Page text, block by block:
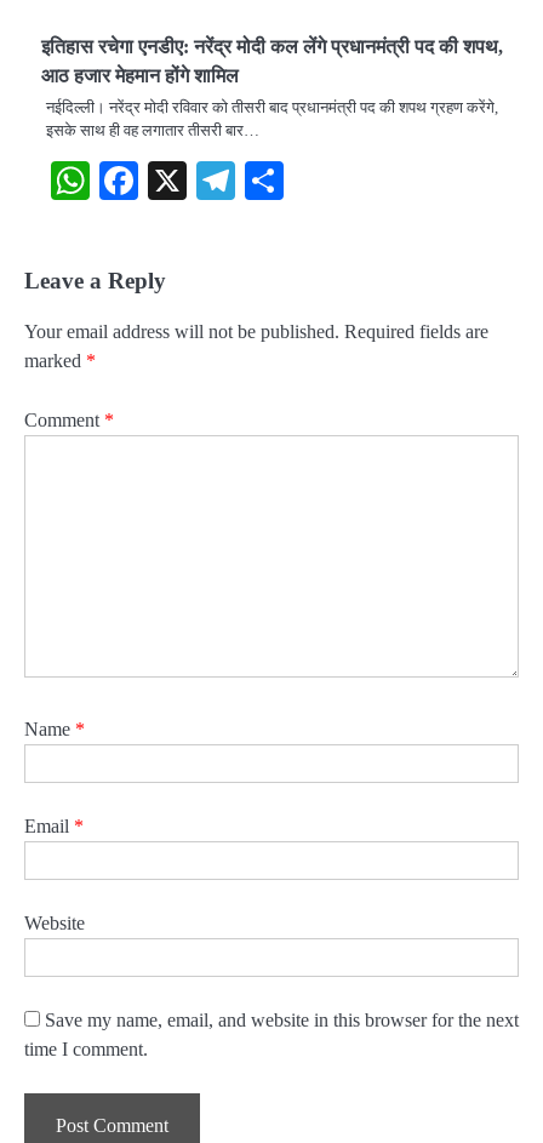
इतिहास रचेगा एनडीए: नरेंद्र मोदी कल लेंगे प्रधानमंत्री पद की शपथ,
आठ हजार मेहमान होंगे शामिल
नईदिल्ली। नरेंद्र मोदी रविवार को तीसरी बाद प्रधानमंत्री पद की शपथ ग्रहण करेंगे,
इसके साथ ही वह लगातार ​तीसरी बार…
WhatsApp
Facebook
X Telegram
Leave a Reply
Your email address will not be published. Required fields are
marked *
Comment *
Name *
Email *
Website
Save my name, email, and website in this browser for the next
time I comment.